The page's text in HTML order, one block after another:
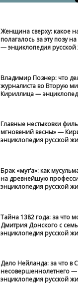
Женщина сверху: какое
полагалось за эту позу
— энциклопедия
Владимир Познер: что
журналиста во Вторую
Кириллица —
Главные нестыковки
мгновений весны» —
энциклопедия русской
Брак «мут‘а»: как
на древнейшую
энциклопедия русской
Тайна 1382 года: за что
Дмитрия Донского с
энциклопедия русской
Дело Нейланда: за что в
несовершеннолетнего
энциклопедия русской